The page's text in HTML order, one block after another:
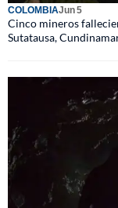
COLOMBIAJun 5
Cinco mineros
Sutatausa,